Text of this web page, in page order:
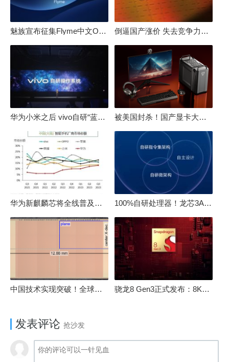
魅族宣布征集Flyme中文OS名：要像鸿蒙、澎湃一样响亮 倒逼国产涨价 失去竞争力！三星要减产50%：SSD必须涨价
华为小米之后 vivo自研“蓝河”操作系统重磅发布 被美国封杀！国产显卡大厂：中国GPU不存在至暗时刻
华为新麒麟芯将全线普及！高中低端全面采用 改写竞争格局 100%自研处理器！龙芯3A6000评测：与10代酷睿互有胜负
中国技术实现突破！全球最先进的3D NAND存储芯片被发现 骁龙8 Gen3正式发布：8K240手游成真！AI性能飙升98％
发表评论 抢沙发